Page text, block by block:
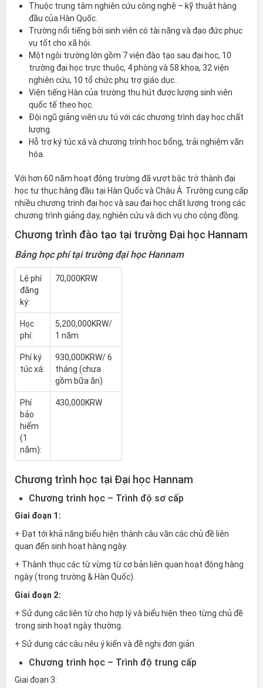
Thuộc trung tâm nghiên cứu công nghệ – kỹ thuật hàng
đầu của Hàn Quốc.
Trường nổi tiếng bởi sinh viên có tài năng và đạo đức phục
vụ tốt cho xã hội.
Một ngôi trường lớn gồm 7 viện đào tạo sau đại học, 10
trường đại học trực thuộc, 4 phòng và 58 khoa, 32 viện
nghiên cứu, 10 tổ chức phụ trợ giáo dục..
Viện tiếng Hàn của trường thu hút được lượng sinh viên
quốc tế theo học.
Đội ngũ giảng viên ưu tú với các chương trình dạy học chất
lượng.
Hỗ trợ ký túc xá và chương trình học bổng, trải nghiệm văn
hóa.
Với hơn 60 năm hoạt động trường đã vượt bậc trở thành đại
học tư thục hàng đầu tại Hàn Quốc và Châu Á. Trường cung cấp
nhiều chương trình đại học và sau đại học chất lượng trong các
chương trình giảng dạy, nghiên cứu và dịch vụ cho cộng đồng.
Chương trình đào tạo tại trường Đại học Hannam
Bảng học phí tại trường đại học Hannam
Lệ phí
đăng
ký:
70,000KRW
Học
phí:
5,200,000KRW/
1 năm
Phí ký
túc xá:
930,000KRW/ 6
tháng (chưa
gồm bữa ăn)
Phí
bảo
hiểm
(1
năm):
430,000KRW
Chương trình học tại Đại học Hannam
Chương trình học – Trình độ sơ cấp
Giai đoạn 1:
+ Đạt tới khả năng biểu hiện thành câu văn các chủ đề liên
quan đến sinh hoạt hàng ngày.
+ Thành thục các từ vừng từ cơ bản liên quan hoạt động hàng
ngày (trong trường & Hàn Quốc).
Giai đoạn 2:
+ Sử dụng các liên từ cho hợp lý và biểu hiện theo từng chủ đề
trong sinh hoạt ngày thường.
+ Sử dụng các câu nêu ý kiến và đề nghị đơn giản
Chương trình học – Trình độ trung cấp
Giai đoạn 3: